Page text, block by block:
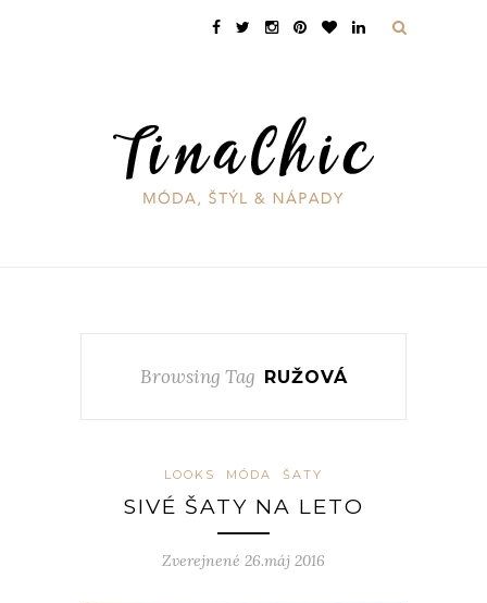
Browsing Tag RUŽOVÁ
LOOKS MÓDA ŠATY
SIVÉ ŠATY NA LETO
Zverejnené 26.máj 2016